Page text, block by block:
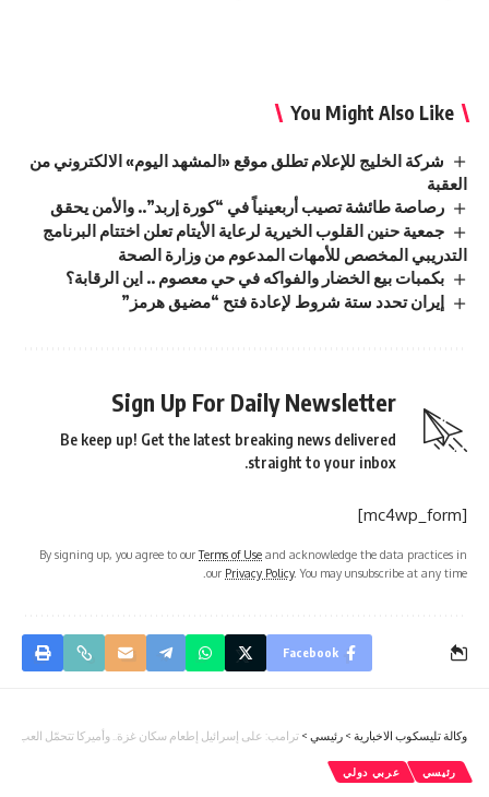
You Might Also Like
شركة الخليج للإعلام تطلق موقع «المشهد اليوم» الالكتروني من
العقبة
رصاصة طائشة تصيب أربعينياً في “كورة إربد”.. والأمن يحقق
جمعية حنين القلوب الخيرية لرعاية الأيتام تعلن اختتام البرنامج
التدريبي المخصص للأمهات المدعوم من وزارة الصحة
بكمبات بيع الخضار والفواكه في حي معصوم .. اين الرقابة؟
إيران تحدد ستة شروط لإعادة فتح “مضيق هرمز”
Sign Up For Daily Newsletter
Be keep up! Get the latest breaking news delivered
straight to your inbox.
[mc4wp_form]
By signing up, you agree to ourTerms of Use and acknowledge the data practices in
our Privacy Policy. You may unsubscribe at any time.
Facebook
وكالة تليسكوب الاخبارية > رئيسي > ترامب: على إسرائيل إطعام سكان غزة.. وأميركا تتحمّل العبء
رئيسي عربي دولي